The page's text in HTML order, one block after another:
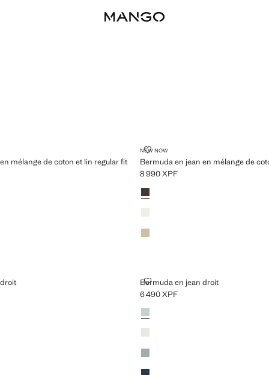
mélange de coton et lin regular fit
EN MÉLANGE DE COTON ET LIN REGULAR FIT
]
NEW NOW
Bermuda en jean en mélange de
BERMUDA EN JEAN EN
Prix actuel [8 990 XPF ]
8 990 XPF
Couleurs
Marron
Beige
DROIT
]
Bermuda en jean droit
BERMUDA EN JEAN DROIT
Prix actuel [6 490 XPF ]
6 490 XPF
Couleurs
Bleu délavé
Blanc cassé
Bleu moyen
Bleu foncé